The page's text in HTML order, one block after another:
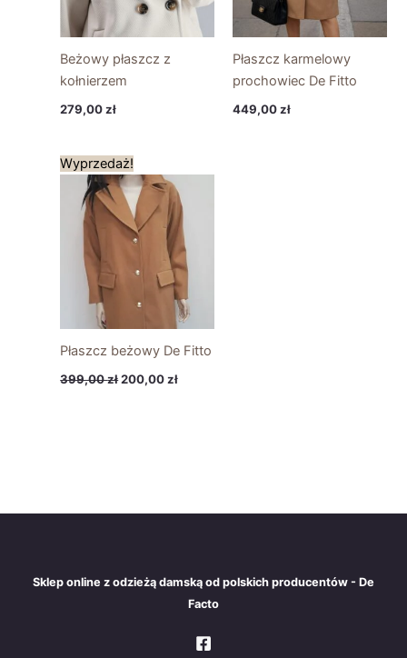
Beżowy płaszcz z
kołnierzem
279,00zł
Płaszcz karmelowy
prochowiec De Fitto
449,00zł
Wyprzedaż!
Płaszcz beżowy De Fitto
399,00zł
Pierwotna
cena
wynosiła:
399,00 zł.
200,00zł
cena
wynosi:
200,00 zł.
Sklep online z odzieżą damską od polskich producentów - De
Facto